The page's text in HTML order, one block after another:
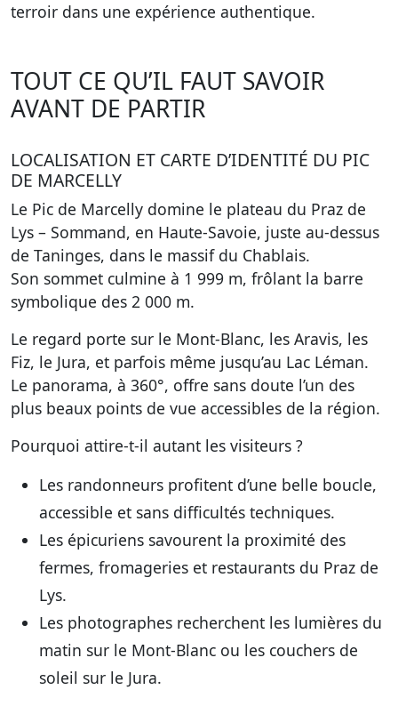
terroir dans une expérience authentique.
TOUT CE QU’IL FAUT SAVOIR
AVANT DE PARTIR
LOCALISATION ET CARTE D’IDENTITÉ DU PIC
DE MARCELLY
Le Pic de Marcelly domine le plateau du Praz de
Lys – Sommand, en Haute-Savoie, juste au-dessus
de Taninges, dans le massif du Chablais.
Son sommet culmine à 1 999 m, frôlant la barre
symbolique des 2 000 m.
Le regard porte sur le Mont-Blanc, les Aravis, les
Fiz, le Jura, et parfois même jusqu’au Lac Léman.
Le panorama, à 360°, offre sans doute l’un des
plus beaux points de vue accessibles de la région.
Pourquoi attire-t-il autant les visiteurs ?
Les randonneurs profitent d’une belle boucle,
accessible et sans difficultés techniques.
Les épicuriens savourent la proximité des
fermes, fromageries et restaurants du Praz de
Lys.
Les photographes recherchent les lumières du
matin sur le Mont-Blanc ou les couchers de
soleil sur le Jura.